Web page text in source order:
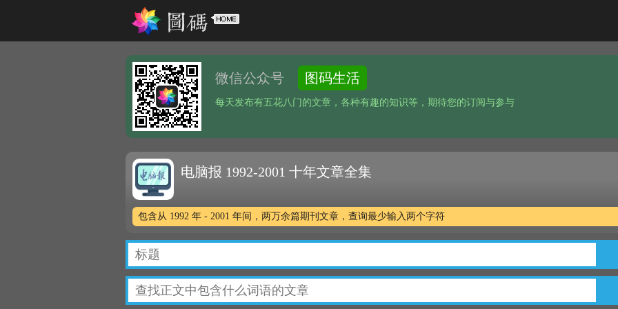
微信公众号 图码生活
每天发布有五花八门的文章，各种有趣的知识等，期待您的订阅与参与
电脑报 1992-2001 十年文章全集
包含从 1992 年 - 2001 年间，两万余篇期刊文章，查询最少输入两个字符